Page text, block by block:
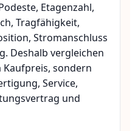
Etagenzahl,
Tragfähigkeit,
Stromanschluss
Deshalb vergleichen
sondern
Service,
und